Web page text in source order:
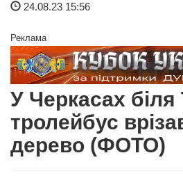
24.08.23 15:56
Реклама
У Черкасах
тролейбус
дерево (ФОТО)